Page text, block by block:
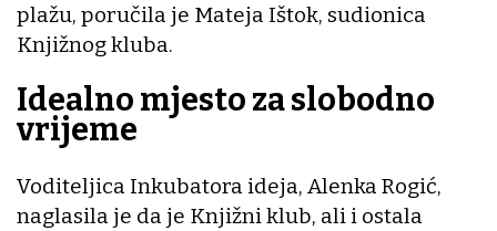
plažu, poručila je Mateja Ištok, sudionica
Knjižnog kluba.
Idealno mjesto za slobodno
vrijeme
Voditeljica Inkubatora ideja, Alenka Rogić,
naglasila je da je Knjižni klub, ali i ostala